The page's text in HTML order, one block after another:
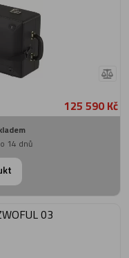
125 590 Kč
14 dnů
03